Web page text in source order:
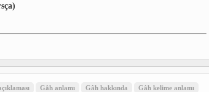
Gâh anlamı Gâh hakkında
Gâh kelime anlamı